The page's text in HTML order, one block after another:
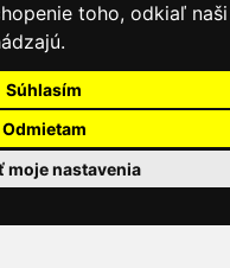
toho, odkiaľ naši
Súhlasím
Odmietam
moje nastavenia
obchodné podmienky
údajov